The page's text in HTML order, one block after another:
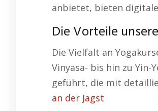
anbietet, bieten
Die Vorteile
Die Vielfalt an
Vinyasa- bis hin zu Yin-
geführt, die mit
an der Jagst